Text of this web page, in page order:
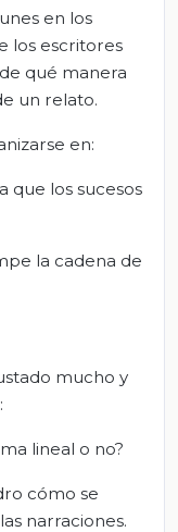
en los
los escritores
qué manera
un relato.
en:
que los sucesos
la cadena de
mucho y
lineal o no?
cómo se
narraciones.